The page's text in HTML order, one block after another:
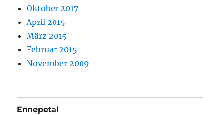
Oktober 2017
April 2015
März 2015
Februar 2015
November 2009
Ennepetal